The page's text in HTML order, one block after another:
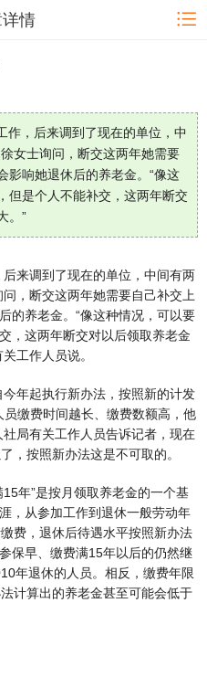
情
作，后来调到了现在的单位，中
女士询问，断交这两年她需要
影响她退休后的养老金。“像这
但是个人不能补交，这两年断交
。”
来调到了现在的单位，中间有两
，断交这两年她需要自己补交上
的养老金。“像这种情况，可以要
，这两年断交对以后领取养老金
工作人员说。
年起执行新办法，按照新的计发
缴费时间越长、缴费数额高，他
局有关工作人员告诉记者，现在
，按照新办法这是不可取的。
年”是按月领取养老金的一个基
，从参加工作到退休一般劳动年
费，退休后待遇水平按照新办法
保早、缴费满15年以后的仍然继
年退休的人员。相反，缴费年限
计算出的养老金甚至可能会低于